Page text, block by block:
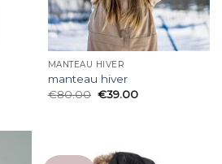
MANTEAU HIVER
manteau hiver
€80.00 €39.00